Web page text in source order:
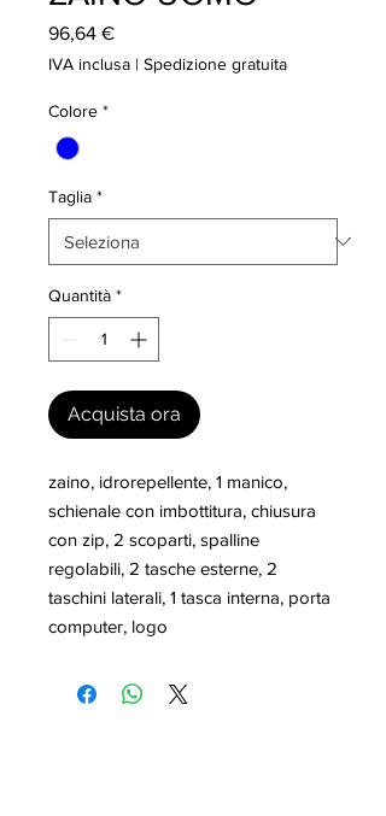
96,64 €Prezzo
IVA inclusa | Spedizione gratuita
Colore *
Taglia *
Quantità *
Acquista ora
zaino, idrorepellente, 1 manico,
schienale con imbottitura, chiusura
con zip, 2 scoparti, spalline
regolabili, 2 tasche esterne, 2
taschini laterali, 1 tasca interna, porta
computer, logo